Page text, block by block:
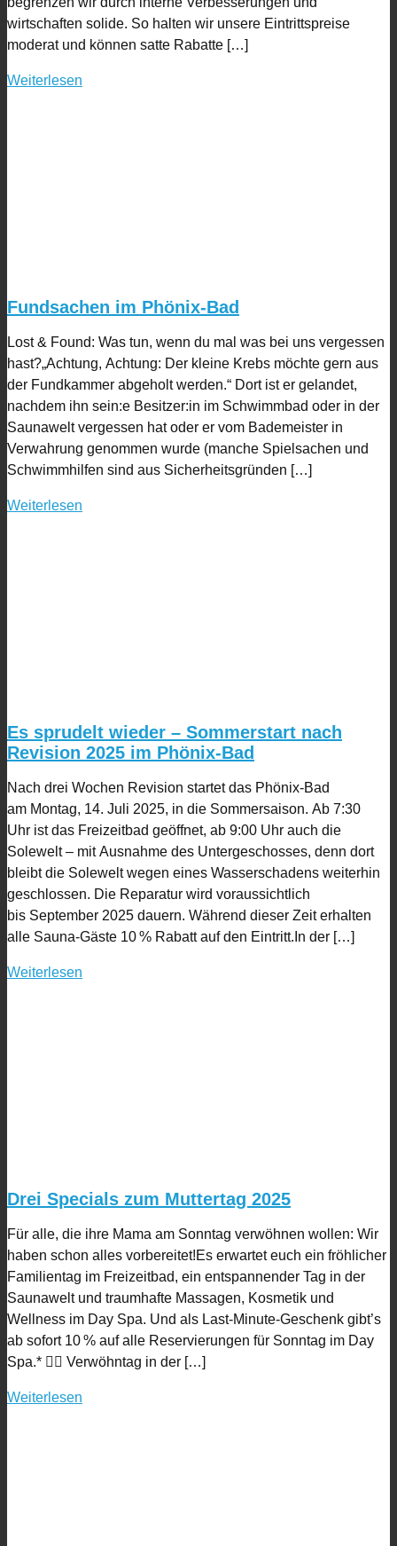
wirtschaften solide. So halten wir unsere Eintrittspreise
moderat und können satte Rabatte […]
Weiterlesen
Fundsachen im Phönix-Bad
Lost & Found: Was tun, wenn du mal was bei uns vergessen
hast?„Achtung, Achtung: Der kleine Krebs möchte gern aus
der Fundkammer abgeholt werden.“ Dort ist er gelandet,
nachdem ihn sein:e Besitzer:in im Schwimmbad oder in der
Saunawelt vergessen hat oder er vom Bademeister in
Verwahrung genommen wurde (manche Spielsachen und
Schwimmhilfen sind aus Sicherheitsgründen […]
Weiterlesen
Es sprudelt wieder – Sommerstart nach
Revision 2025 im Phönix-Bad
Nach drei Wochen Revision startet das Phönix-Bad
am Montag, 14. Juli 2025, in die Sommersaison. Ab 7:30
Uhr ist das Freizeitbad geöffnet, ab 9:00 Uhr auch die
Solewelt – mit Ausnahme des Untergeschosses, denn dort
bleibt die Solewelt wegen eines Wasserschadens weiterhin
geschlossen. Die Reparatur wird voraussichtlich
bis September 2025 dauern. Während dieser Zeit erhalten
alle Sauna-Gäste 10 % Rabatt auf den Eintritt.In der […]
Weiterlesen
Drei Specials zum Muttertag 2025
Für alle, die ihre Mama am Sonntag verwöhnen wollen: Wir
haben schon alles vorbereitet!Es erwartet euch ein fröhlicher
Familientag im Freizeitbad, ein entspannender Tag in der
Saunawelt und traumhafte Massagen, Kosmetik und
Wellness im Day Spa. Und als Last-Minute-Geschenk gibt’s
ab sofort 10 % auf alle Reservierungen für Sonntag im Day
Spa.* ❤️‍🔥 Verwöhntag in der […]
Weiterlesen